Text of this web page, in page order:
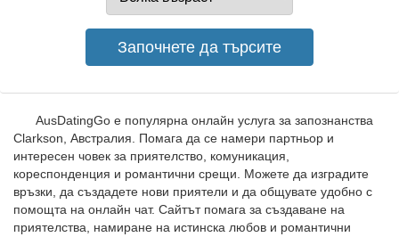
AusDatingGo е популярна онлайн услуга за запознанства
Clarkson, Австралия. Помага да се намери партньор и
интересен човек за приятелство, комуникация,
кореспонденция и романтични срещи. Можете да изградите
връзки, да създадете нови приятели и да общувате удобно с
помощта на онлайн чат. Сайтът помага за създаване на
приятелства, намиране на истинска любов и романтични